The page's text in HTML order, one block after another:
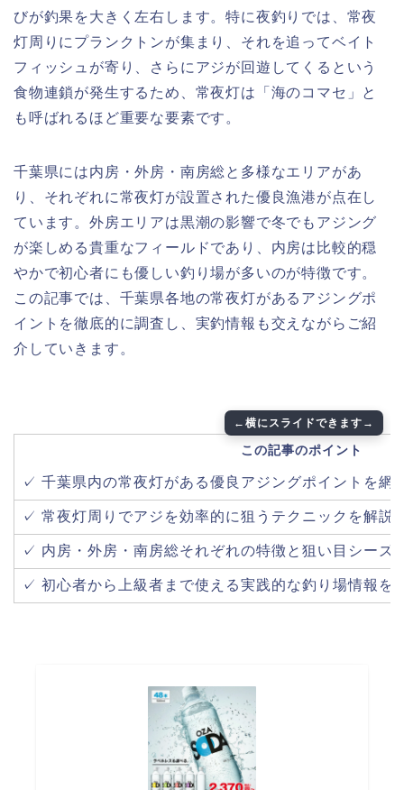
びが釣果を大きく左右します。特に夜釣りでは、常夜
灯周りにプランクトンが集まり、それを追ってベイト
フィッシュが寄り、さらにアジが回遊してくるという
食物連鎖が発生するため、常夜灯は「海のコマセ」と
も呼ばれるほど重要な要素です。
千葉県には内房・外房・南房総と多様なエリアがあ
り、それぞれに常夜灯が設置された優良漁港が点在し
ています。外房エリアは黒潮の影響で冬でもアジング
が楽しめる貴重なフィールドであり、内房は比較的穏
やかで初心者にも優しい釣り場が多いのが特徴です。
この記事では、千葉県各地の常夜灯があるアジングポ
イントを徹底的に調査し、実釣情報も交えながらご紹
介していきます。
この記事のポイント
✓ 千葉県内の常夜灯がある優良アジングポイントを網
✓ 常夜灯周りでアジを効率的に狙うテクニックを解説
✓ 内房・外房・南房総それぞれの特徴と狙い目シーズ
✓ 初心者から上級者まで使える実践的な釣り場情報を